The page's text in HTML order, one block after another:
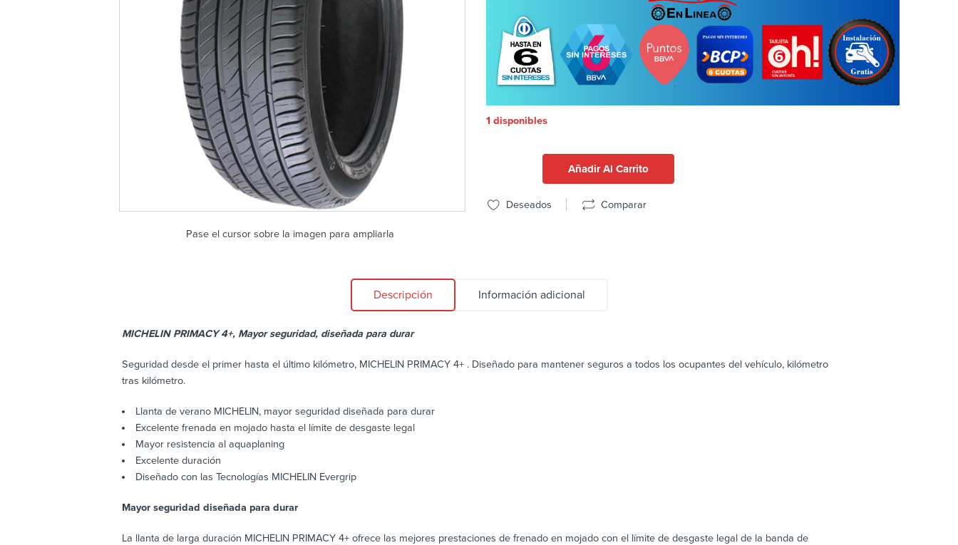
Pase el cursor sobre la imagen para ampliarla
1 disponibles
Añadir Al Carrito
Deseados Comparar
Descripción Información adicional
MICHELIN PRIMACY 4+, Mayor seguridad, diseñada para durar
Seguridad desde el primer hasta el último kilómetro, MICHELIN PRIMACY 4+ . Diseñado para mantener seguros a todos los ocupantes del vehículo, kilómetro
tras kilómetro.
Llanta de verano MICHELIN, mayor seguridad diseñada para durar
Excelente frenada en mojado hasta el límite de desgaste legal
Mayor resistencia al aquaplaning
Excelente duración
Diseñado con las Tecnologías MICHELIN Evergrip
Mayor seguridad diseñada para durar
La llanta de larga duración MICHELIN PRIMACY 4+ ofrece las mejores prestaciones de frenado en mojado con el límite de desgaste legal de la banda de